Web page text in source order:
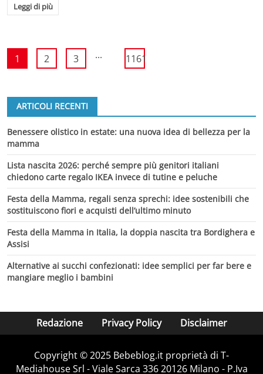
Leggi di più
1 2 3 ... 1161
ARTICOLI RECENTI
Benessere olistico in estate: una nuova idea di bellezza per la
mamma
Lista nascita 2026: perché sempre più genitori italiani
chiedono carte regalo IKEA invece di tutine e peluche
Festa della Mamma, regali senza sprechi: idee sostenibili che
sostituiscono fiori e acquisti dell’ultimo minuto
Festa della Mamma in Italia, la doppia nascita tra Bordighera e
Assisi
Alternative ai succhi confezionati: idee semplici per far bere e
mangiare meglio i bambini
Redazione Privacy Policy Disclaimer
Copyright © 2025 Bebeblog.it proprietà di T-
Mediahouse Srl - Viale Sarca 336 20126 Milano - P.Iva